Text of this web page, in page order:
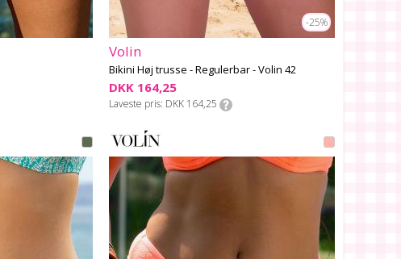
-25%
Volin
Bikini Høj trusse - Regulerbar - Volin 42
DKK 164,25
Laveste pris DKK 164,25